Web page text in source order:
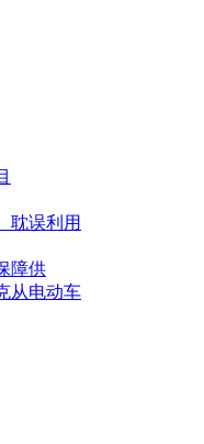
耽误利用
障供
从电动车